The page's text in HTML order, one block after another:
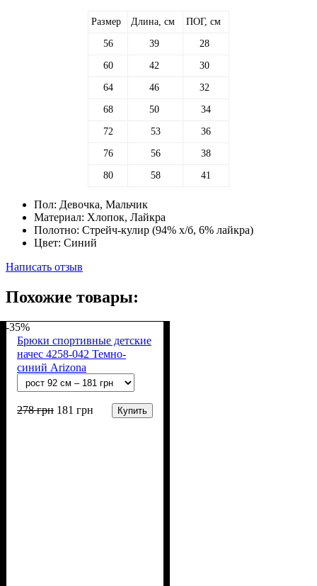
Размер Длина, см ПОГ, см
56 39 28
60 42 30
64 46 32
68 50 34
72 53 36
76 56 38
80 58 41
Пол: Девочка, Мальчик
Материал: Хлопок, Лайкра
Полотно: Стрейч-кулир (94% х/б, 6% лайкра)
Цвет: Синий
Написать отзыв
Похожие товары:
-35%
Брюки спортивные детские
начес 4258-042 Темно-
синий Arizona
278грн 181 грн Купить